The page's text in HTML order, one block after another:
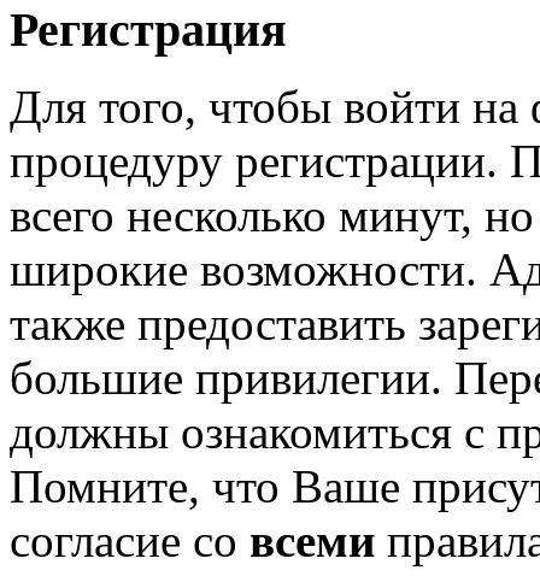
Регистрация
Для того, чтобы войти
процедуру регистрации.
всего несколько минут,
широкие возможности.
также предоставить
большие привилегии.
должны ознакомиться с
Помните, что Ваше
согласие со всеми